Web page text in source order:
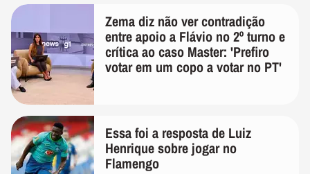
Zema diz não ver contradição
entre apoio a Flávio no 2º turno e
crítica ao caso Master: 'Prefiro
votar em um copo a votar no PT'
Essa foi a resposta de Luiz
Henrique sobre jogar no
Flamengo